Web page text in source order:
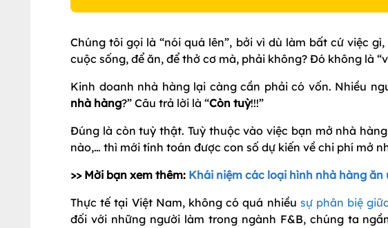
Chúng tôi gọi là “nói quá lên”, bởi vì dù làm bất cứ việc
cuộc sống, để ăn, để thở cơ mà, phải không? Đó không là
Kinh doanh nhà hàng lại càng cần phải có vốn. Nhiều
nhà hàng?” Câu trả lời là “Còn tuỳ!!!”
Đúng là còn tuỳ thật. Tuỳ thuộc vào việc bạn mở nhà
nào,… thì mới tính toán được con số dự kiến về chi phí mở
>> Mời bạn xem thêm: Khái niệm các loại hình nhà hàng ăn
Thực tế tại Việt Nam, không có quá nhiều sự phân biệ
đối với những người làm trong ngành F&B, chúng ta